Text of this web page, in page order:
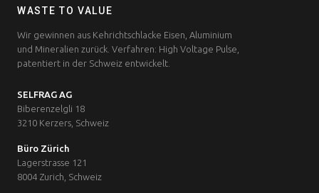
WASTE TO VALUE
Wir gewinnen aus Kehrichtschlacke Eisen, Aluminium
und Mineralien zurück. Verfahren: High Voltage Pulse,
patentiert in der Schweiz entwickelt.
SELFRAG AG
Biberenzelgli 18
3210 Kerzers, Schweiz
Büro Zürich
Lagerstrasse 121
8004 Zurich, Schweiz